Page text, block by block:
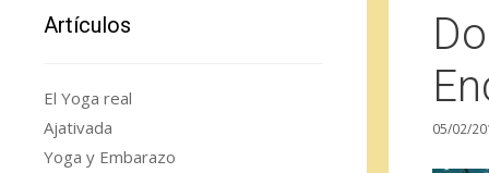
05/02/
Artículos
El Yoga real
Ajativada
Yoga y Embarazo